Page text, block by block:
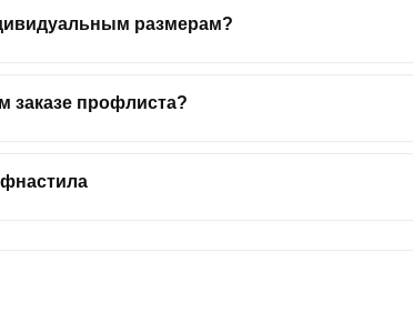
размерам?
заказе профлиста?